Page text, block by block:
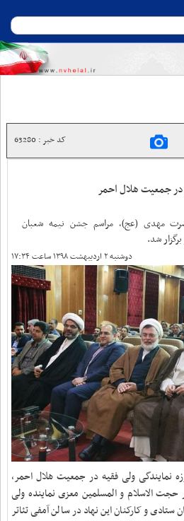
کد خبر : 63280
در جمعیت هلال احمر
مهدی (عج)، مراسم جشن نیمه شعبان
شد.
دوشنبه ۲ اردیبهشت ۱۳۹۸ ساعت ۱۷:۳۴
نمایندگی ولی فقیه در جمعیت هلال احمر،
الاسلام و المسلمین معزی نماینده ولی
و کارکنان این نهاد در سالن آمفی تئاتر